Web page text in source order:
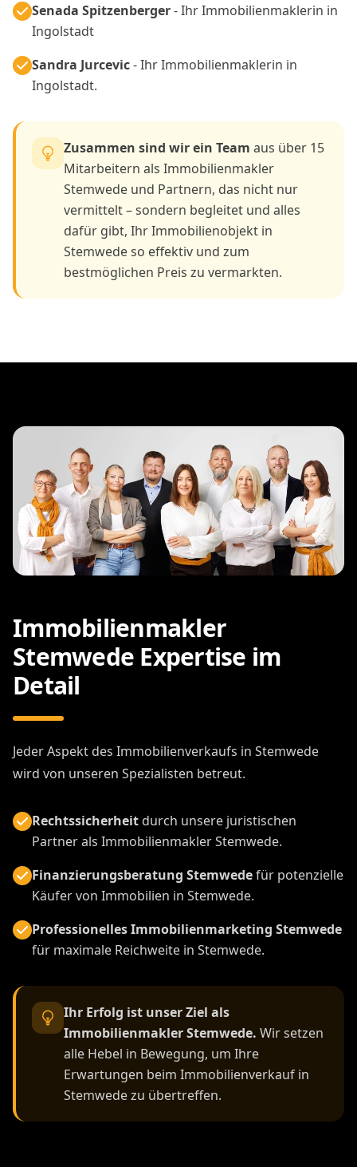
Senada Spitzenberger- Ihr Immobilienmaklerin in
Ingolstadt
Sandra Jurcevic- Ihr Immobilienmaklerin in
Ingolstadt.
Zusammen sind wir ein Team aus über 15
Mitarbeitern als Immobilienmakler
Stemwede und Partnern, das nicht nur
vermittelt – sondern begleitet und alles
dafür gibt, Ihr Immobilienobjekt in
Stemwede so effektiv und zum
bestmöglichen Preis zu vermarkten.
Immobilienmakler
Stemwede Expertise im
Detail
Jeder Aspekt des Immobilienverkaufs in Stemwede
wird von unseren Spezialisten betreut.
Rechtssicherheitdurch unsere juristischen
Partner als Immobilienmakler Stemwede.
Finanzierungsberatung Stemwedefür potenzielle
Käufer von Immobilien in Stemwede.
Professionelles Immobilienmarketing Stemwede
für maximale Reichweite in Stemwede.
Ihr Erfolg ist unser Ziel als
Immobilienmakler Stemwede. Wir setzen
alle Hebel in Bewegung, um Ihre
Erwartungen beim Immobilienverkauf in
Stemwede zu übertreffen.